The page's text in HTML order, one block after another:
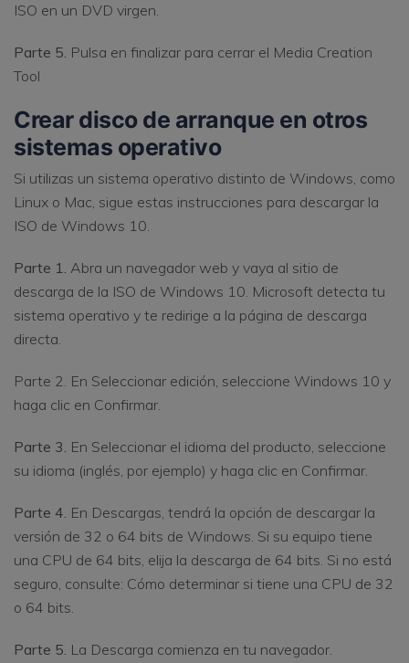
ISO en un DVD virgen.
Parte 5. Pulsa en finalizar para cerrar el Media Creation
Tool
Crear disco de arranque en otros
sistemas operativo
Si utilizas un sistema operativo distinto de Windows, como
Linux o Mac, sigue estas instrucciones para descargar la
ISO de Windows 10.
Parte 1. Abra un navegador web y vaya al sitio de
descarga de la ISO de Windows 10. Microsoft detecta tu
sistema operativo y te redirige a la página de descarga
directa.
Parte 2. En Seleccionar edición, seleccione Windows 10 y
haga clic en Confirmar.
Parte 3. En Seleccionar el idioma del producto, seleccione
su idioma (inglés, por ejemplo) y haga clic en Confirmar.
Parte 4. En Descargas, tendrá la opción de descargar la
versión de 32 o 64 bits de Windows. Si su equipo tiene
una CPU de 64 bits, elija la descarga de 64 bits. Si no está
seguro, consulte: Cómo determinar si tiene una CPU de 32
o 64 bits.
Parte 5. La Descarga comienza en tu navegador.